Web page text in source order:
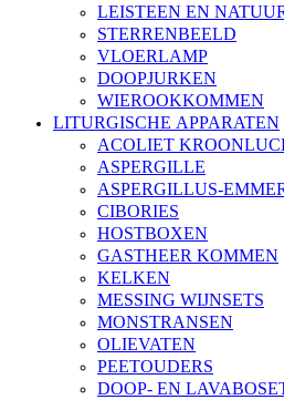
LEISTEEN EN
STERRENBEELD
VLOERLAMP
DOOPJURKEN
WIEROOKKOMMEN
LITURGISCHE APPARATEN
ACOLIET
ASPERGILLE
ASPERGILLUS-
CIBORIES
HOSTBOXEN
GASTHEER KOMMEN
KELKEN
MESSING WIJNSETS
MONSTRANSEN
OLIEVATEN
PEETOUDERS
DOOP- EN